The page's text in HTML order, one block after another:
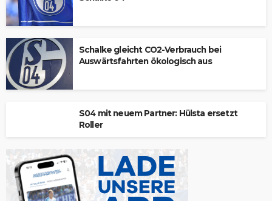
Schalke gleicht CO2-Verbrauch bei
Auswärtsfahrten ökologisch aus
S04 mit neuem Partner: Hülsta ersetzt
Roller